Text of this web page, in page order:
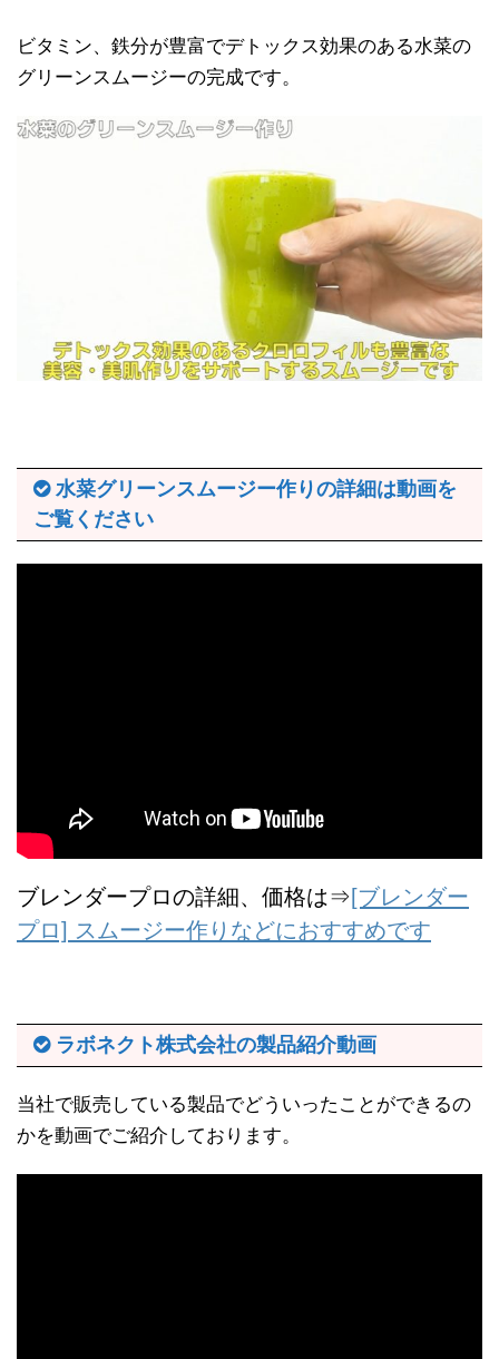
ビタミン、鉄分が豊富でデトックス効果のある水菜の
グリーンスムージーの完成です。
水菜グリーンスムージー作りの詳細は動画を
ご覧ください
ブレンダープロの詳細、価格は⇒ [ブレンダー
プロ] スムージー作りなどにおすすめです
ラボネクト株式会社の製品紹介動画
当社で販売している製品でどういったことができるの
かを動画でご紹介しております。